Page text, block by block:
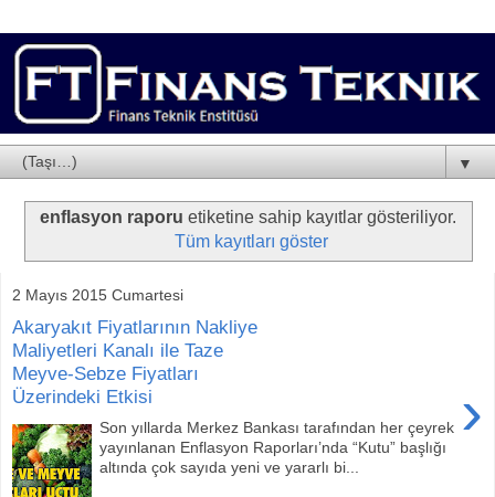
▼
enflasyon raporu etiketine sahip kayıtlar gösteriliyor.
Tüm kayıtları göster
2 Mayıs 2015 Cumartesi
Akaryakıt Fiyatlarının Nakliye
Maliyetleri Kanalı ile Taze
Meyve-Sebze Fiyatları
Üzerindeki Etkisi
›
Son yıllarda Merkez Bankası tarafından her çeyrek
yayınlanan Enflasyon Raporları’nda “Kutu” başlığı
altında çok sayıda yeni ve yararlı bi...